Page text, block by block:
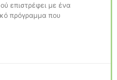
επιστρέφει με ένα
πρόγραμμα που